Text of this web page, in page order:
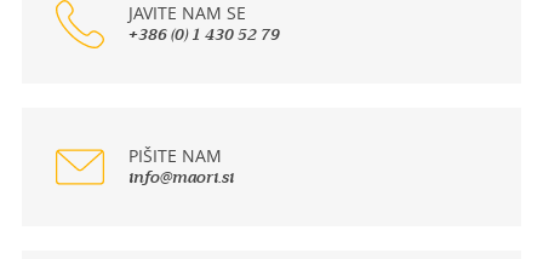
JAVITE NAM SE
+386 (0) 1 430 52 79
PIŠITE NAM
info@maori.si